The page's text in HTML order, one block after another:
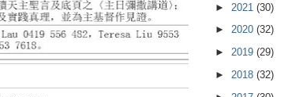
► 2021 (30)
► 2020 (32)
► 2019 (29)
► 2018 (32)